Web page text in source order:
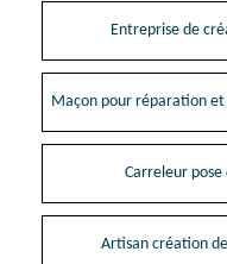
Entreprise de
Maçon pour réparation
Carreleur pose
Artisan création